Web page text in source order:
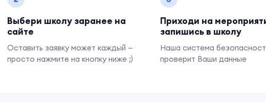
Выбери школу заранее на
сайте
Оставить заявку может каждый —
просто нажмите на кнопку ниже ;)
Приходи на
запишись в школу
Наша система
проверит Ваши данные